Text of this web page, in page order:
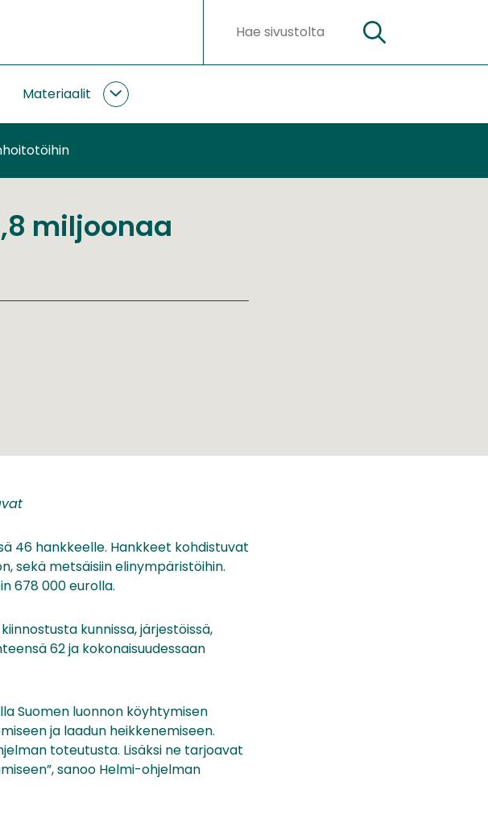
Hakusanat Hae
Materiaalit
Materiaalit
alasivut
miljoonaa
46 hankkeelle. Hankkeet kohdistuvat
sekä metsäisiin elinympäristöihin.
678 000 eurolla.
kunnissa, järjestöissä,
62 ja kokonaisuudessaan
Suomen luonnon köyhtymisen
ja laadun heikkenemiseen.
toteutusta. Lisäksi ne tarjoavat
sanoo Helmi-ohjelman